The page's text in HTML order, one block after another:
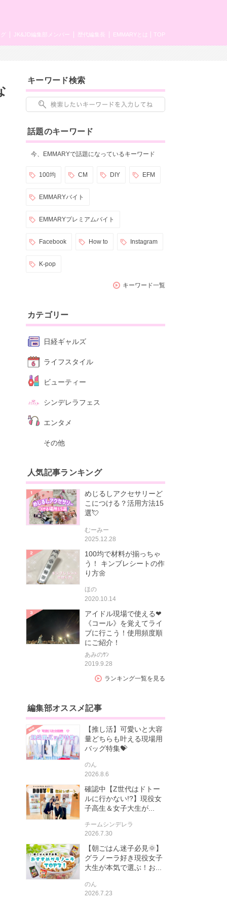
TOP
EMMARYとは
歴代編集長
JK&JD編集部メンバー
キーワード検索
話題のキーワード
今、EMMARYで話題になっているキーワード
100均 CM DIY EFM
EMMARYバイト
EMMARYプレミアムバイト
Facebook How to Instagram
K-pop
キーワード一覧
カテゴリー
日経ギャルズ
ライフスタイル
ビューティー
シンデレラフェス
エンタメ
その他
人気記事ランキング
めじるしアクセサリーど
こにつける？活用方法15
選💘
むーみー
2025.12.28
100均で材料が揃っちゃ
う！ キンブレシートの作
り方🌼
ほの
2020.10.14
アイドル現場で使える❤
《コール》を覚えてライ
ブに行こう！使用頻度順
にご紹介！
あみのｻﾝ
2019.9.28
ランキング一覧を見る
編集部オススメ記事
【推し活】可愛いと大容
量どちらも叶える現場用
バッグ特集💝
のん
2026.8.6
確認中【Z世代はドトー
ルに行かない!?】現役女
子高生＆女子大生が...
チームシンデレラ
2026.7.30
【朝ごはん迷子必見🌞】
グラノーラ好き現役女子
大生が本気で選ぶ！お...
のん
2026.7.23